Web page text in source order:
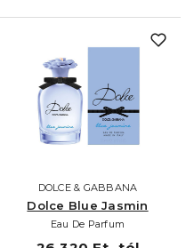
DOLCE & GABBANA
Dolce Blue Jasmin
Eau De Parfum